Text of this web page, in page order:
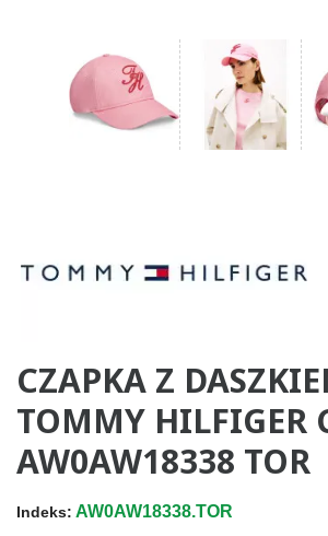
CZAPKA Z
TOMMY HILFIGER
AW0AW18338 TOR
Indeks: AW0AW18338.TOR